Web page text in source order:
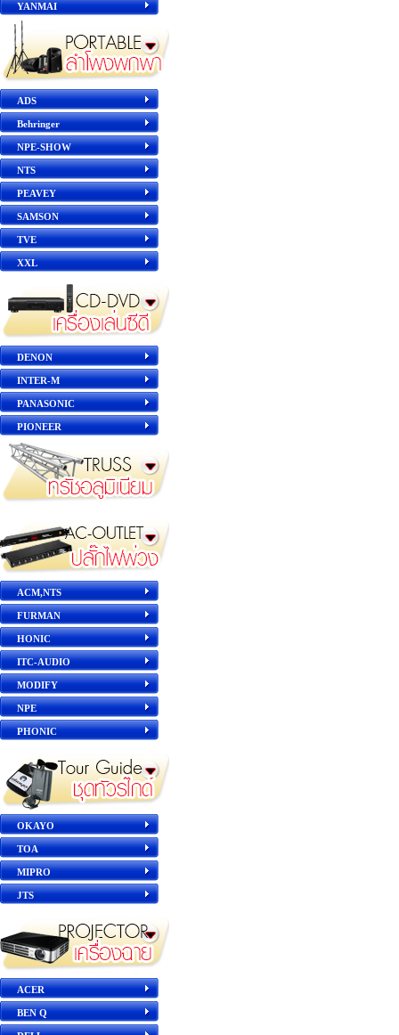
YANMAI
ADS
Behringer
NPE-SHOW
NTS
PEAVEY
SAMSON
TVE
XXL
DENON
INTER-M
PANASONIC
PIONEER
ACM,NTS
FURMAN
HONIC
ITC-AUDIO
MODIFY
NPE
PHONIC
OKAYO
TOA
MIPRO
JTS
ACER
BEN Q